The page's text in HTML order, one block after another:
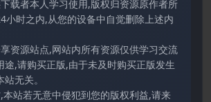
载者本人学习使用,版权归资源原作者所
小时之内,从您的设备中自觉删除上述内
资源站点,网站内所有资源仅供学习交流
途,请购买正版,由于未及时购买正版发生
无关。
站若无意中侵犯到您的版权利益,请来